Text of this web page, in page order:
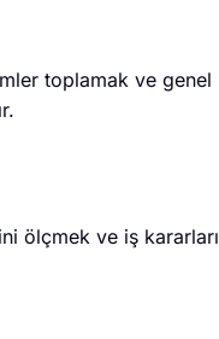
toplamak ve genel
ölçmek ve iş kararları